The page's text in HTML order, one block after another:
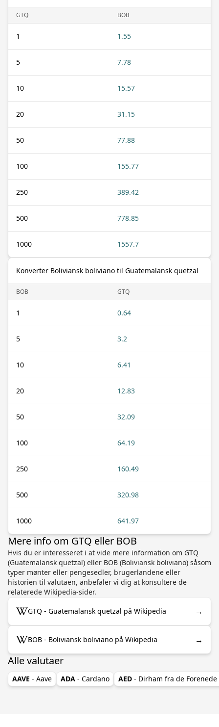
GTQ BOB
1 1.55
5 7.78
10 15.57
20 31.15
50 77.88
100 155.77
250 389.42
500 778.85
1000 1557.7
Konverter Boliviansk boliviano til Guatemalansk quetzal
BOB GTQ
1 0.64
5 3.2
10 6.41
20 12.83
50 32.09
100 64.19
250 160.49
500 320.98
1000 641.97
Mere info om GTQ eller BOB
Hvis du er interesseret i at vide mere information om GTQ
(Guatemalansk quetzal) eller BOB (Boliviansk boliviano) såsom
typer mønter eller pengesedler, brugerlandene eller
historien til valutaen, anbefaler vi dig at konsultere de
relaterede Wikipedia-sider.
GTQ - Guatemalansk quetzal på Wikipedia →
BOB - Boliviansk boliviano på Wikipedia →
Alle valutaer
AAVE - Aave ADA - Cardano AED - Dirham fra de